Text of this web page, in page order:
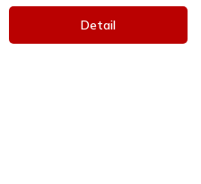
Detail